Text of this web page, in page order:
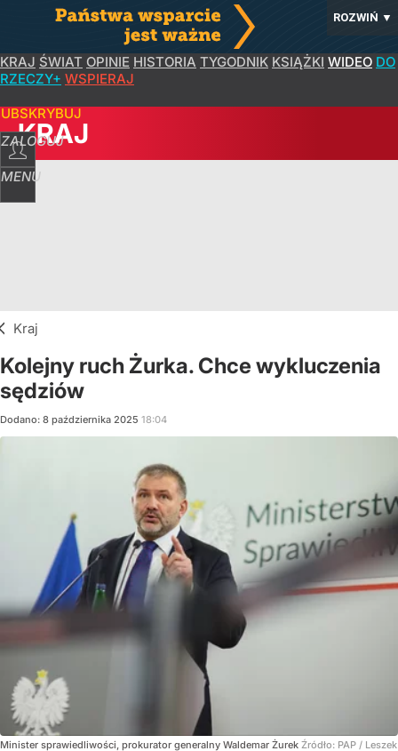
ROZWIŃ ▼
KRAJ ŚWIAT OPINIE HISTORIA TYGODNIK KSIĄŻKI WIDEO DO
RZECZY+ WSPIERAJ
ZALOGUJ
MENU
KRAJ
Kraj
Kolejny ruch Żurka. Chce wykluczenia
sędziów
Dodano: 8 października 2025 18:04
Minister sprawiedliwości, prokurator generalny Waldemar Żurek Źródło: PAP / Leszek